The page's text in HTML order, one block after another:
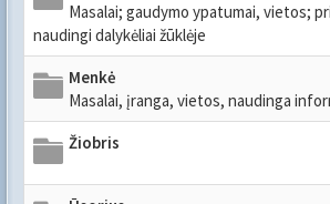
Masalai; gaudymo ypatumai, vietos;
naudingi dalykėliai žūklėje
Menkė
Masalai, įranga, vietos, naudinga
Žiobris